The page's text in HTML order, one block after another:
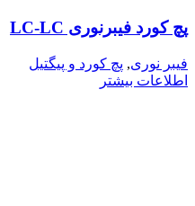
پچ کورد فیبرنوری LC-LC
فیبر نوری, پچ کورد و پیگتیل
اطلاعات بیشتر